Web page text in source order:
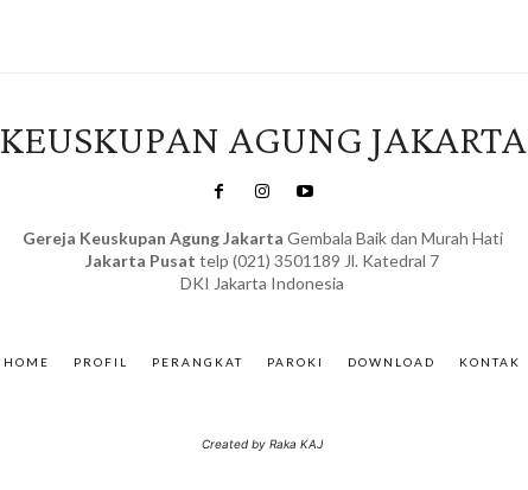
KEUSKUPAN AGUNG JAKARTA
Gereja Keuskupan Agung Jakarta Gembala Baik dan Murah Hati
Jakarta Pusat telp (021) 3501189 Jl. Katedral 7
DKI Jakarta Indonesia
HOME PROFIL PERANGKAT PAROKI DOWNLOAD KONTAK
Created by Raka KAJ